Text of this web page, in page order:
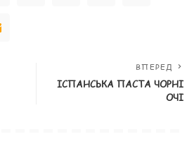
ВПЕРЕД
ІСПАНСЬКА ПАСТА ЧОРНІ
ОЧІ